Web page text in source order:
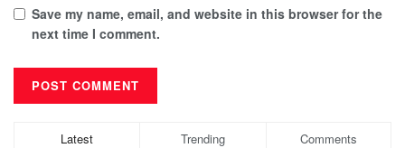
Save my name, email, and website in this browser for the
next time I comment.
Latest Trending Comments